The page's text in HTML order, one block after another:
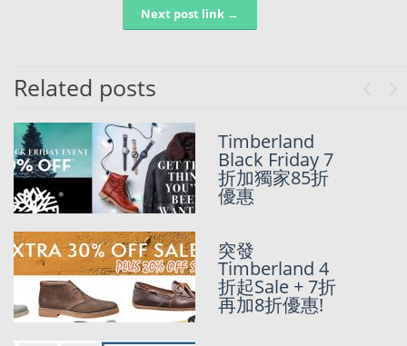
Next post link →
Related posts
美國限
定!!!Tommy
Hilfiger X
Timberland聯
Timberland美
國官網SALE-
UP TO 40%
OFF!!!
Timberland
Black Friday 7
折加獨家85折
優惠
突發
Timberland 4
折起Sale + 7折
再加8折優惠!